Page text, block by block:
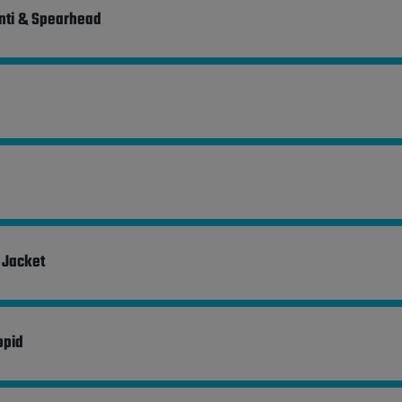
& Spearhead